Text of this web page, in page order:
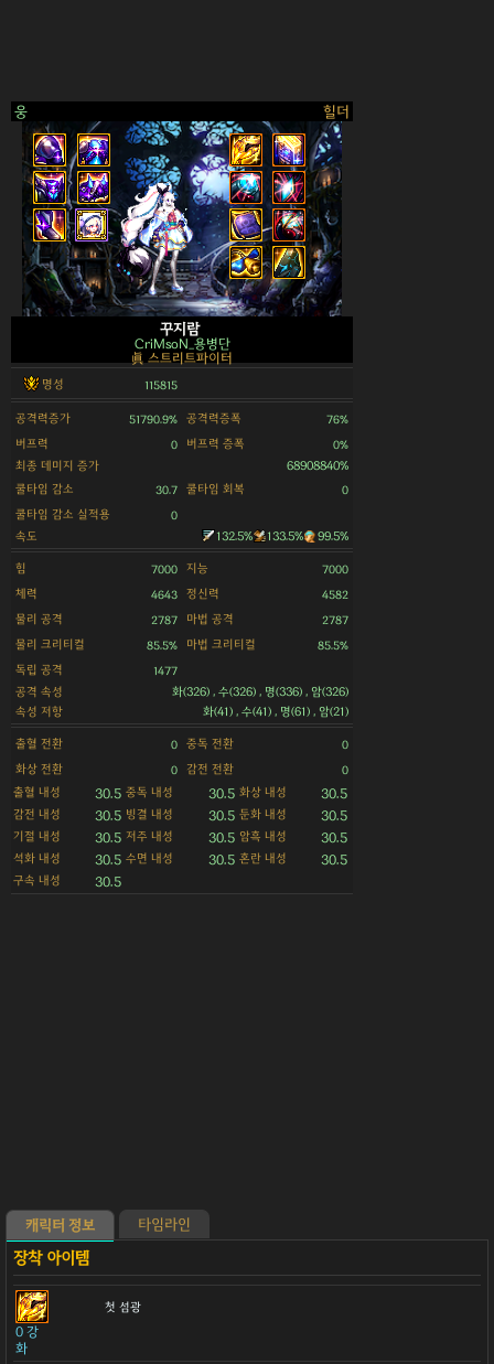
웅 힐더
>
꾸지람
CriMsoN_용병단
眞 스트리트파이터
명성 115815
공격력증가 51790.9% 공격력증폭 76%
버프력 0 버프력 증폭 0%
최종 데미지 증가
68908840%
쿨타임 감소
30.7 쿨타임 회복 0
쿨타임 감소 실적용 0
속도 132.5% 133.5% 99.5%
힘 7000 지능 7000
체력 4643 정신력 4582
물리 공격 2787 마법 공격 2787
물리 크리티컬 85.5% 마법 크리티컬 85.5%
독립 공격 1477
공격 속성
화(326) , 수(326) , 명(336) , 암(326)
속성 저항
화(41) , 수(41) , 명(61) , 암(21)
출혈 전환 0 중독 전환 0
화상 전환 0 감전 전환 0
출혈 내성 30.5 중독 내성 30.5 화상 내성 30.5
감전 내성 30.5 빙결 내성 30.5 둔화 내성 30.5
기절 내성 30.5 저주 내성 30.5 암흑 내성 30.5
석화 내성 30.5 수면 내성 30.5 혼란 내성 30.5
구속 내성 30.5
캐릭터 정보 타임라인
첫 섬광
0 강
화